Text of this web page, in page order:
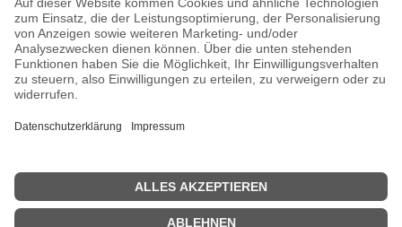
erhielt. Seinen größten Erfolg als Drehbuchschreiber und Regisseur
bescherte ihm sein Film „Franz Kafka’s It’s a Wonderful Life“,
ebenfalls von 1993, für den er nicht nur den British Academy of
Film and Television Arts Award bekam, sondern auch einen Oscar
für den besten Kurzfilm.
Seitdem schrieb Peter Capaldi immer wieder Drehbücher und führte
Fernsehserien. Einen weiteren Preis gewann er im Jahr 2012 als
Comedy gewürdigt.
Capaldi engagiert sich darüber hinaus für die Krebsforschung und
für den Kinderschutz.
Peter Capaldi Seiten, Steckbrief etc.